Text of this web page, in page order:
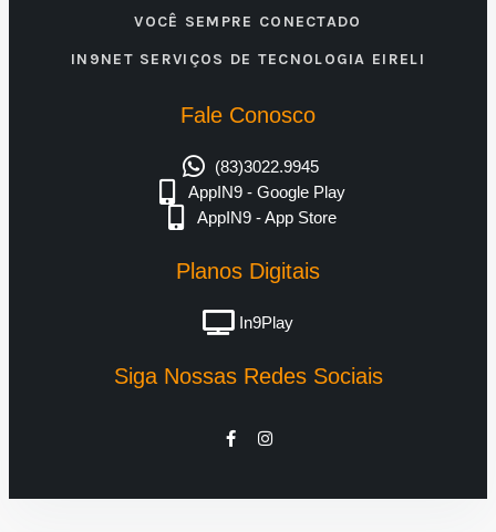
VOCÊ SEMPRE CONECTADO
IN9NET SERVIÇOS DE TECNOLOGIA EIRELI
Fale Conosco
(83)3022.9945
AppIN9 - Google Play
AppIN9 - App Store
Planos Digitais
In9Play
Siga Nossas Redes Sociais